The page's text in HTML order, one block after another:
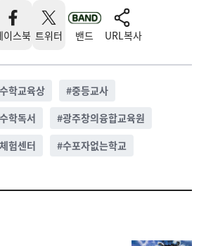
이스북 트위터 밴드 URL복사
학교육상 #중등교사
수학독서 #광주창의융합교육원
험센터 #수포자없는학교